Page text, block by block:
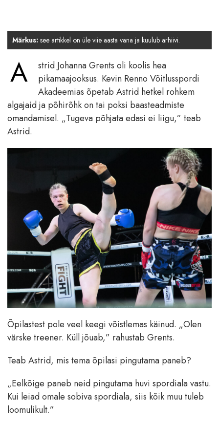
Märkus: see artikkel on üle viie aasta vana ja kuulub arhiivi.
A
strid Johanna Grents oli koolis hea
pikamaajooksus. Kevin Renno Võitlusspordi
Akadeemias õpetab Astrid hetkel rohkem
algajaid ja põhirõhk on tai poksi baasteadmiste
omandamisel. „Tugeva põhjata edasi ei liigu,” teab
Astrid.
Õpilastest pole veel keegi võistlemas käinud. „Olen
värske treener. Küll jõuab,” rahustab Grents.
Teab Astrid, mis tema õpilasi pingutama paneb?
„Eelkõige paneb neid pingutama huvi spordiala vastu.
Kui leiad omale sobiva spordiala, siis kõik muu tuleb
loomulikult.”